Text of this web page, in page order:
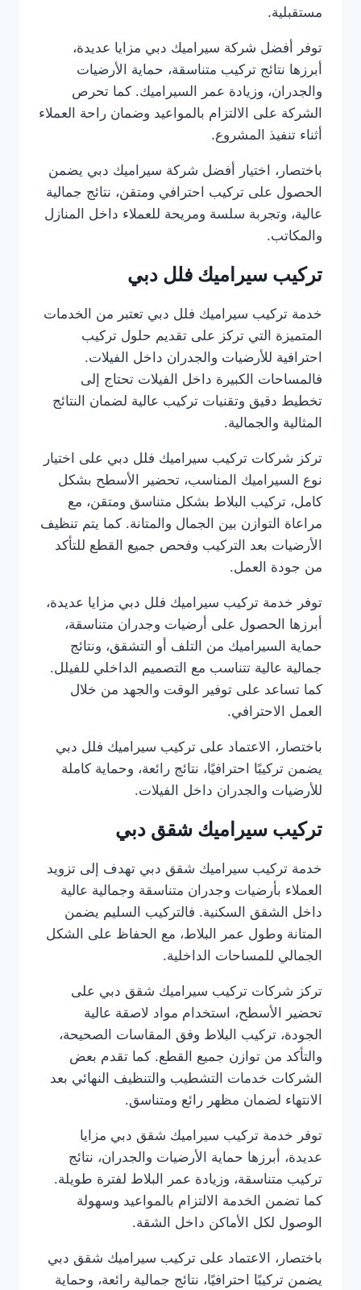
مستقبلية.
توفر أفضل شركة سيراميك دبي مزايا عديدة،
أبرزها نتائج تركيب متناسقة، حماية الأرضيات
والجدران، وزيادة عمر السيراميك. كما تحرص
الشركة على الالتزام بالمواعيد وضمان راحة العملاء
أثناء تنفيذ المشروع.
باختصار، اختيار أفضل شركة سيراميك دبي يضمن
الحصول على تركيب احترافي ومتقن، نتائج جمالية
عالية، وتجربة سلسة ومريحة للعملاء داخل المنازل
والمكاتب.
تركيب سيراميك فلل دبي
خدمة تركيب سيراميك فلل دبي تعتبر من الخدمات
المتميزة التي تركز على تقديم حلول تركيب
احترافية للأرضيات والجدران داخل الفيلات.
فالمساحات الكبيرة داخل الفيلات تحتاج إلى
تخطيط دقيق وتقنيات تركيب عالية لضمان النتائج
المثالية والجمالية.
تركز شركات تركيب سيراميك فلل دبي على اختيار
نوع السيراميك المناسب، تحضير الأسطح بشكل
كامل، تركيب البلاط بشكل متناسق ومتقن، مع
مراعاة التوازن بين الجمال والمتانة. كما يتم تنظيف
الأرضيات بعد التركيب وفحص جميع القطع للتأكد
من جودة العمل.
توفر خدمة تركيب سيراميك فلل دبي مزايا عديدة،
أبرزها الحصول على أرضيات وجدران متناسقة،
حماية السيراميك من التلف أو التشقق، ونتائج
جمالية عالية تتناسب مع التصميم الداخلي للفيلل.
كما تساعد على توفير الوقت والجهد من خلال
العمل الاحترافي.
باختصار، الاعتماد على تركيب سيراميك فلل دبي
يضمن تركيبًا احترافيًا، نتائج رائعة، وحماية كاملة
للأرضيات والجدران داخل الفيلات.
تركيب سيراميك شقق دبي
خدمة تركيب سيراميك شقق دبي تهدف إلى تزويد
العملاء بأرضيات وجدران متناسقة وجمالية عالية
داخل الشقق السكنية. فالتركيب السليم يضمن
المتانة وطول عمر البلاط، مع الحفاظ على الشكل
الجمالي للمساحات الداخلية.
تركز شركات تركيب سيراميك شقق دبي على
تحضير الأسطح، استخدام مواد لاصقة عالية
الجودة، تركيب البلاط وفق المقاسات الصحيحة،
والتأكد من توازن جميع القطع. كما تقدم بعض
الشركات خدمات التشطيب والتنظيف النهائي بعد
الانتهاء لضمان مظهر رائع ومتناسق.
توفر خدمة تركيب سيراميك شقق دبي مزايا
عديدة، أبرزها حماية الأرضيات والجدران، نتائج
تركيب متناسقة، وزيادة عمر البلاط لفترة طويلة.
كما تضمن الخدمة الالتزام بالمواعيد وسهولة
الوصول لكل الأماكن داخل الشقة.
باختصار، الاعتماد على تركيب سيراميك شقق دبي
يضمن تركيبًا احترافيًا، نتائج جمالية رائعة، وحماية